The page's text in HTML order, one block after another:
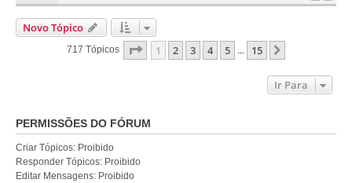
Novo Tópico
717 Tópicos Página De 15
1 2 3 4 5 ... 15
Ir Para
PERMISSÕES DO FÓRUM
Criar Tópicos: Proibido
Responder Tópicos: Proibido
Editar Mensagens: Proibido